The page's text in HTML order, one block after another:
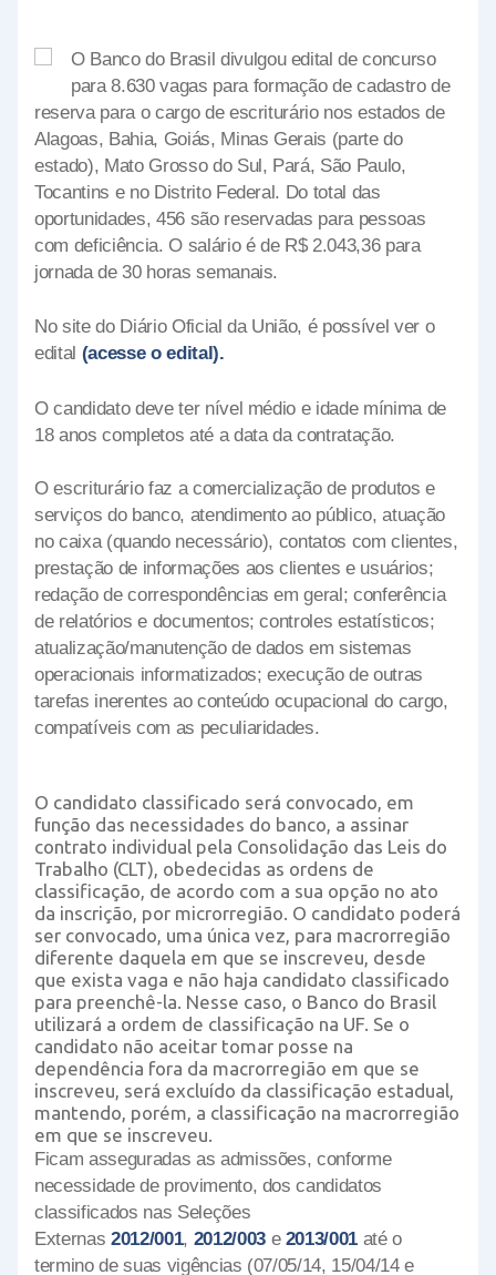
O Banco do Brasil divulgou edital de concurso
para 8.630 vagas para formação de cadastro de
reserva para o cargo de escriturário nos estados de
Alagoas, Bahia, Goiás, Minas Gerais (parte do
estado), Mato Grosso do Sul, Pará, São Paulo,
Tocantins e no Distrito Federal. Do total das
oportunidades, 456 são reservadas para pessoas
com deficiência. O salário é de R$ 2.043,36 para
jornada de 30 horas semanais.
No site do Diário Oficial da União, é possível ver o
edital (acesse o edital).
O candidato deve ter nível médio e idade mínima de
18 anos completos até a data da contratação.
O escriturário faz a comercialização de produtos e
serviços do banco, atendimento ao público, atuação
no caixa (quando necessário), contatos com clientes,
prestação de informações aos clientes e usuários;
redação de correspondências em geral; conferência
de relatórios e documentos; controles estatísticos;
atualização/manutenção de dados em sistemas
operacionais informatizados; execução de outras
tarefas inerentes ao conteúdo ocupacional do cargo,
compatíveis com as peculiaridades.
O candidato classificado será convocado, em
função das necessidades do banco, a assinar
contrato individual pela Consolidação das Leis do
Trabalho (CLT), obedecidas as ordens de
classificação, de acordo com a sua opção no ato
da inscrição, por microrregião. O candidato poderá
ser convocado, uma única vez, para macrorregião
diferente daquela em que se inscreveu, desde
que exista vaga e não haja candidato classificado
para preenchê-la. Nesse caso, o Banco do Brasil
utilizará a ordem de classificação na UF. Se o
candidato não aceitar tomar posse na
dependência fora da macrorregião em que se
inscreveu, será excluído da classificação estadual,
mantendo, porém, a classificação na macrorregião
em que se inscreveu.
Ficam asseguradas as admissões, conforme
necessidade de provimento, dos candidatos
classificados nas Seleções
Externas 2012/001, 2012/003e 2013/001 até o
termino de suas vigências (07/05/14, 15/04/14 e